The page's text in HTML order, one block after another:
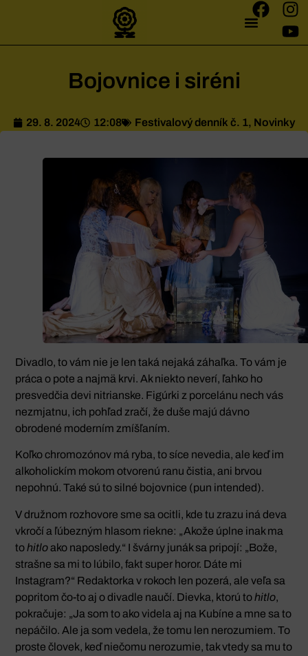
Bojovnice i siréni
29. 8. 2024 12:08 Festivalový denník č. 1, Novinky
Divadlo, to vám nie je len taká nejaká záhaľka. To vám je
práca o pote a najmä krvi. Ak niekto neverí, ľahko ho
presvedčia devi nitrianske. Figúrki z porcelánu nech vás
nezmjatnu, ich pohľad zračí, že duše majú dávno
obrodené moderním zmíšľaním.
Koľko chromozónov má ryba, to síce nevedia, ale keď im
alkoholickím mokom otvorenú ranu čistia, ani brvou
nepohnú. Také sú to silné bojovnice (pun intended).
V družnom rozhovore sme sa ocitli, kde tu zrazu iná deva
vkročí a ľúbezným hlasom riekne: „Akože úplne inak ma
tohitloako naposledy.“ I švárny junák sa pripojí: „Bože,
strašne sa mi to lúbilo, fakt super horor. Dáte mi
Instagram?“ Redaktorka v rokoch len pozerá, ale veľa sa
popritom čo-to aj o divadle naučí. Dievka, ktorú tohitlo,
pokračuje: „Ja som to ako videla aj na Kubíne a mne sa to
nepáčilo. Ale ja som vedela, že tomu len nerozumiem. To
proste človek, keď niečomu nerozumie, tak vtedy sa mu to